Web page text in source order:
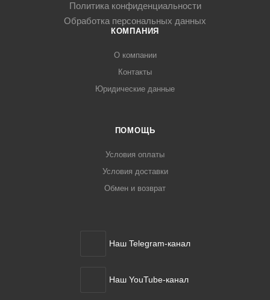
Политика конфиденциальности
Обработка персональных данных
КОМПАНИЯ
О компании
Контакты
Юридические данные
ПОМОЩЬ
Условия оплаты
Условия доставки
Обмен и возврат
Наш Telegram-канал
Наш YouTube-канал